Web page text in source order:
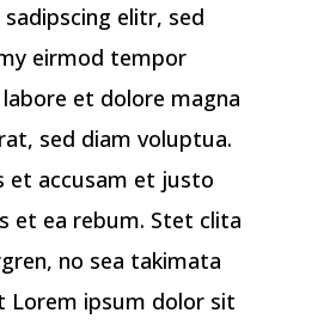
elitr, sed
eirmod tempor
et dolore magna
sed diam voluptua.
et accusam et justo
et ea rebum. Stet clita
no sea takimata
Lorem ipsum dolor sit